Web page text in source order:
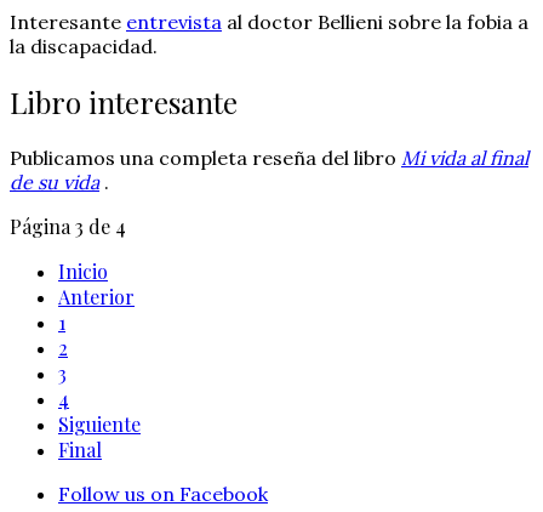
Interesante entrevista al doctor Bellieni sobre la fobia a
la discapacidad.
Libro interesante
Publicamos una completa reseña del libro Mi vida al final
de su vida.
Página 3 de 4
Inicio
Anterior
1
2
3
4
Siguiente
Final
Follow us on Facebook